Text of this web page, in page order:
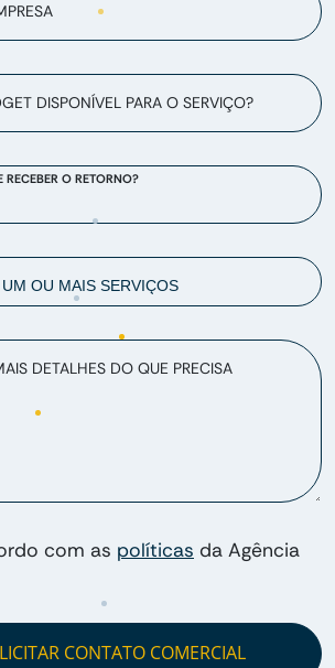
DISPONÍVEL PARA O SERVIÇO?
RECEBER O RETORNO?
DETALHES DO QUE PRECISA
com as políticas da Agência
CONTATO COMERCIAL